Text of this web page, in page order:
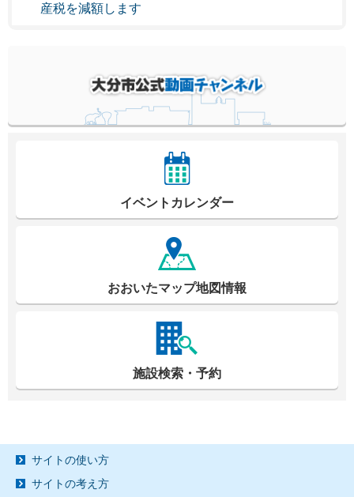
産税を減額します
イベントカレンダー
おおいたマップ地図情報
施設検索・予約
サイトの使い方
サイトの考え方